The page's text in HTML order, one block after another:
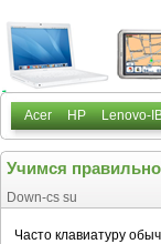
Acer HP Lenovo-
Учимся правильно
Down-cs su
Часто клавиатуру